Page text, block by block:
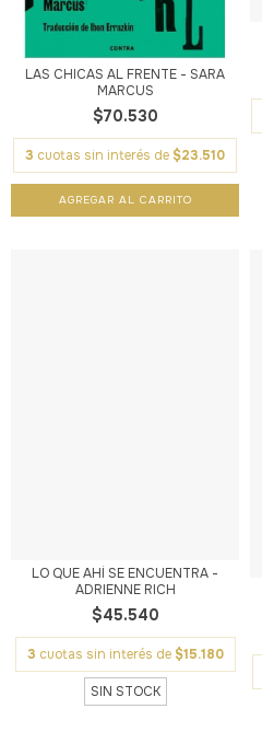
LAS CHICAS AL FRENTE - SARA
MARCUS
$70.530
3 cuotas sin interés de $23.510
LO QUE AHÍ SE ENCUENTRA -
ADRIENNE RICH
$45.540
3 cuotas sin interés de $15.180
SIN STOCK